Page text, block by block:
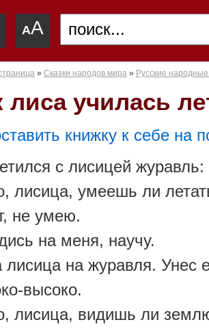
AA
» Сказки народов мира » Русские народные
лиса училась
книжку к себе на
с лисицей журавль:
лисица, умеешь ли
не умею.
на меня, научу.
лисица на журавля. Унес
высоко.
лисица, видишь ли